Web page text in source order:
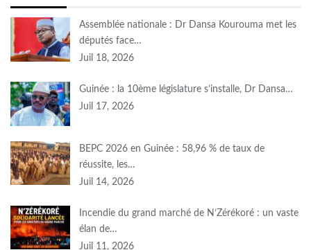
Assemblée nationale : Dr Dansa Kourouma met les
députés face…
Juil 18, 2026
Guinée : la 10ème législature s’installe, Dr Dansa…
Juil 17, 2026
BEPC 2026 en Guinée : 58,96 % de taux de
réussite, les…
Juil 14, 2026
Incendie du grand marché de N’Zérékoré : un vaste
élan de…
Juil 11, 2026